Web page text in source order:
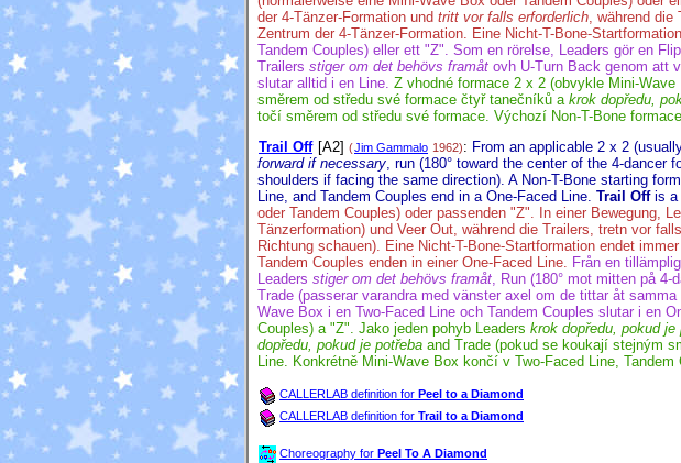
der 4-Tänzer-Formation und tritt vor falls erforderlich , während die
Zentrum der 4-Tänzer-Formation.
Eine Nicht-T-Bone-Startformation
Tandem Couples) eller ett "Z". Som en rörelse, Leaders gör en
Trailers stiger om det behövs framåt ovh U-Turn Back genom att
slutar alltid i en Line. Z vhodné formace 2 x 2 (obvykle Mini-
směrem od středu své formace čtyř tanečníků a krok dopředu,
točí směrem od středu své formace. Výchozí Non-T-Bone
Trail Off [A2] (Jim Gammalo 1962): From an applicable 2 x 2
forward if necessary, run (180° toward the center of the 4-dancer
shoulders if facing the same direction). A Non-T-Bone starting
Line, and Tandem Couples end in a One-Faced Line. Trail Offis a
oder Tandem Couples) oder passenden "Z". In einer Bewegung,
Tänzerformation) und Veer Out, während die Trailers, tretn vor
Richtung schauen). Eine Nicht-T-Bone-Startformation endet
Tandem Couples enden in einer One-Faced Line. Från en
Leaders stiger om det behövs framåt, Run (180° mot mitten på 4-
Trade (passerar varandra med vänster axel om de tittar åt
Wave Box i en Two-Faced Line och Tandem Couples slutar i en
Couples) a "Z". Jako jeden pohyb Leaders krok dopředu, pokud je
dopředu, pokud je potřeba and Trade (pokud se koukají stejným
Line. Konkrétně Mini-Wave Box končí v Two-Faced Line,
CALLERLAB definition for Peel to a Diamond
CALLERLAB definition for Trail to a Diamond
Choreography for Peel To A Diamond